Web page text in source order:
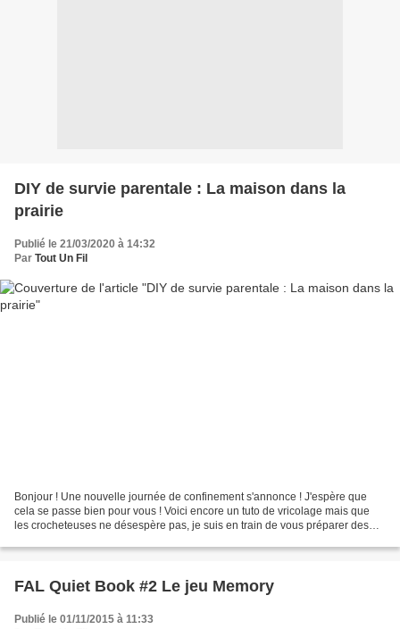
DIY de survie parentale : La maison dans la
prairie
Publié le 21/03/2020 à 14:32
Par Tout Un Fil
Bonjour ! Une nouvelle journée de confinement s'annonce ! J'espère que
cela se passe bien pour vous ! Voici encore un tuto de vricolage mais que
les crocheteuses ne désespère pas, je suis en train de vous préparer des
FAL Quiet Book #2 Le jeu Memory
Publié le 01/11/2015 à 11:33